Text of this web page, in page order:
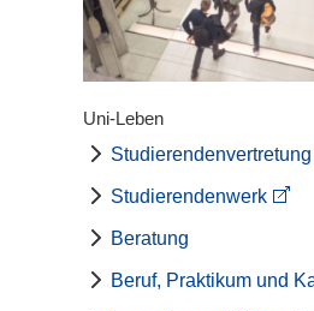
Uni-Leben
Studierendenwerk
Beratung
Beruf, Praktikum und